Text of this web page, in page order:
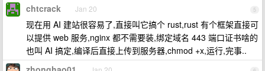
5
chtcrack Jan 20
现在用 AI 建站很容易了,直接叫它搞个 rust,rust 有个框架直接可
以提供 web 服务,nginx 都不需要装,绑定域名 443 端口证书啥的
也叫 AI 搞定,编译后直接上传到服务器,chmod +x,运行,完事..